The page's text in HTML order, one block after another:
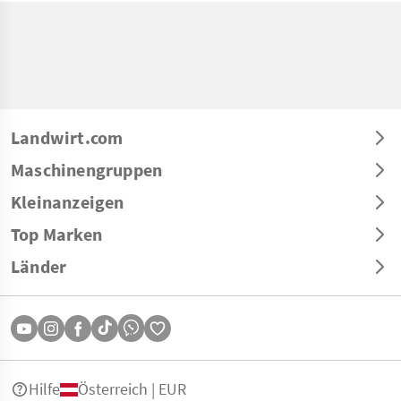
Landwirt.com
Maschinengruppen
Kleinanzeigen
Top Marken
Länder
Hilfe Österreich | EUR